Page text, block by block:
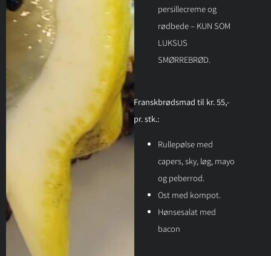
persillecreme og
rødbede – KUN SOM
LUKSUS
SMØRREBRØD.
Franskbrødsmad til kr. 55,-
pr. stk.:
Rullepølse med
capers, sky, løg, mayo
og peberrod.
Ost med kompot.
Hønsesalat med
bacon